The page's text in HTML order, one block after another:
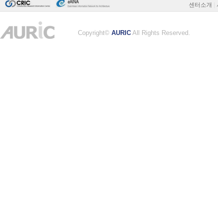
센터소개
Copyright© AURIC All Rights Reserved.